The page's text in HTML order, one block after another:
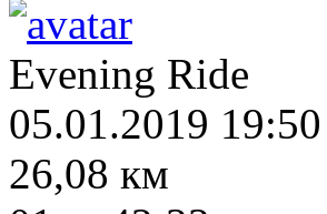
Evening Ride
05.01.2019 19:50
26,08 км